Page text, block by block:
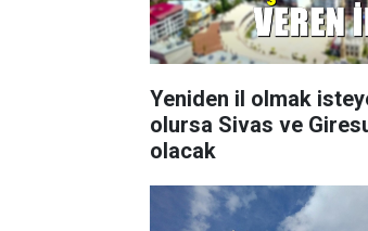
Yeniden il olmak
olursa Sivas ve
olacak